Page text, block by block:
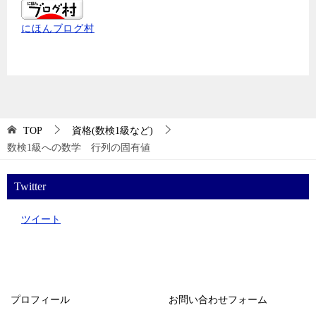
にほんブログ村
TOP
資格(数検1級など)
数検1級への数学 行列の固有値
Twitter
ツイート
プロフィール お問い合わせフォーム